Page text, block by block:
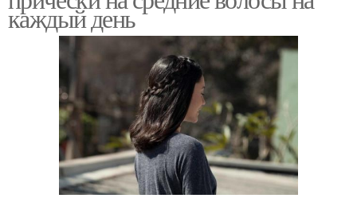
каждый день